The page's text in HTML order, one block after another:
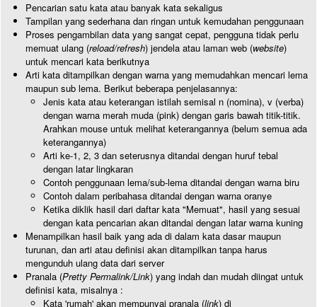
Pencarian satu kata atau banyak kata sekaligus
Tampilan yang sederhana dan ringan untuk kemudahan penggunaan
Proses pengambilan data yang sangat cepat, pengguna tidak perlu
memuat ulang (reload/refresh) jendela atau laman web (website)
untuk mencari kata berikutnya
Arti kata ditampilkan dengan warna yang memudahkan mencari lema
maupun sub lema. Berikut beberapa penjelasannya:
Jenis kata atau keterangan istilah semisal n (nomina), v (verba)
dengan warna merah muda (pink) dengan garis bawah titik-titik.
Arahkan mouse untuk melihat keterangannya (belum semua ada
keterangannya)
Arti ke-1, 2, 3 dan seterusnya ditandai dengan huruf tebal
dengan latar lingkaran
Contoh penggunaan lema/sub-lema ditandai dengan warna biru
Contoh dalam peribahasa ditandai dengan warna oranye
Ketika diklik hasil dari daftar kata "Memuat", hasil yang sesuai
dengan kata pencarian akan ditandai dengan latar warna kuning
Menampilkan hasil baik yang ada di dalam kata dasar maupun
turunan, dan arti atau definisi akan ditampilkan tanpa harus
mengunduh ulang data dari server
Pranala (Pretty Permalink/Link) yang indah dan mudah diingat untuk
definisi kata, misalnya :
Kata 'rumah' akan mempunyai pranala (link) di